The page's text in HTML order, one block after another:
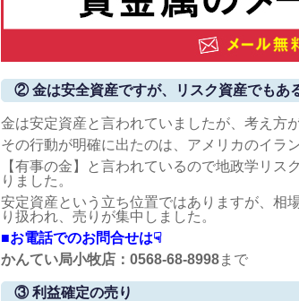
② 金は安全資産ですが、リスク資産でもあ
金は安定資産と言われていましたが、考え方
その行動が明確に出たのは、アメリカのイラ
【有事の金】と言われているので地政学リ
りました。
安定資産という立ち位置ではありますが、相
り扱われ、売りが集中しました。
■お電話でのお問合せは☟
かんてい局小牧店：0568-68-8998まで
③ 利益確定の売り